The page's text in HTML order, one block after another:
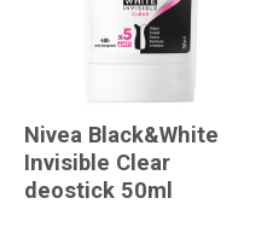
Nivea Black&White
Invisible Clear
deostick 50ml